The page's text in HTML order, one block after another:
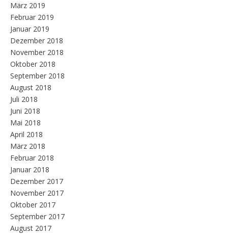
März 2019
Februar 2019
Januar 2019
Dezember 2018
November 2018
Oktober 2018
September 2018
August 2018
Juli 2018
Juni 2018
Mai 2018
April 2018
März 2018
Februar 2018
Januar 2018
Dezember 2017
November 2017
Oktober 2017
September 2017
August 2017